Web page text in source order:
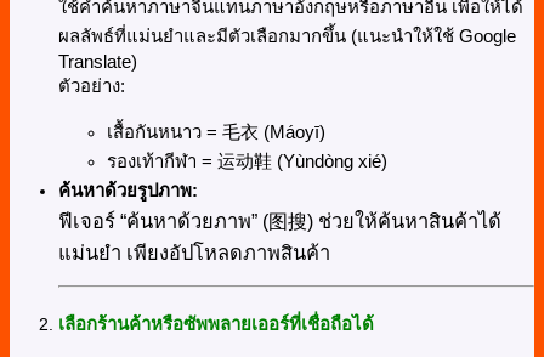
ใช้คำค้นหาภาษาจีนแทนภาษาอังกฤษหรือภาษาอื่น เพื่อให้ได้
ผลลัพธ์ที่แม่นยำและมีตัวเลือกมากขึ้น (แนะนำให้ใช้ Google
Translate)
ตัวอย่าง:
เสื้อกันหนาว = 毛衣 (Máoyī)
รองเท้ากีฬา = 运动鞋 (Yùndòng xié)
ค้นหาด้วยรูปภาพ:
ฟีเจอร์ “ค้นหาด้วยภาพ” (图搜) ช่วยให้ค้นหาสินค้าได้
แม่นยำ เพียงอัปโหลดภาพสินค้า
เลือกร้านค้าหรือซัพพลายเออร์ที่เชื่อถือได้